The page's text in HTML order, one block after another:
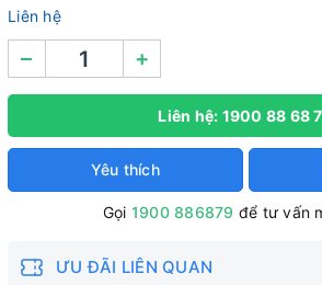
Liên hệ
– +
Liên hệ: 1900 88 68
Yêu thích
Gọi 1900 886879 để tư vấn
ƯU ĐÃI LIÊN QUAN